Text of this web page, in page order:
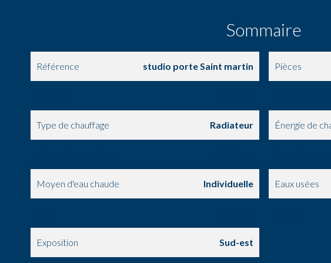
Sommaire
Référence studio porte Saint martin Pièces
Type de chauffage Radiateur Énergie de
Moyen d'eau chaude Individuelle Eaux usées
Exposition Sud-est